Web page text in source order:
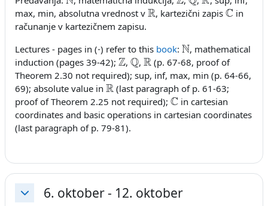
max, min, absolutna vrednost v R, kartezični zapisC in
računanje v kartezičnem zapisu.
Lectures - pages in ( ) refer to this book:N, mathematical
induction (pages 39-42); Z,Q ,R (p. 67-68, proof of
Theorem 2.30 not required); sup, inf, max, min (p. 64-66,
69); absolute value in R (last paragraph of p. 61-63;
proof of Theorem 2.25 not required); C in cartesian
coordinates and basic operations in cartesian coordinates
(last paragraph of p. 79-81).
Skrči 6. oktober - 12. oktober